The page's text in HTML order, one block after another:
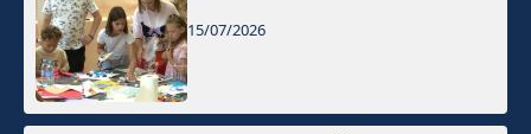
15/07/2026